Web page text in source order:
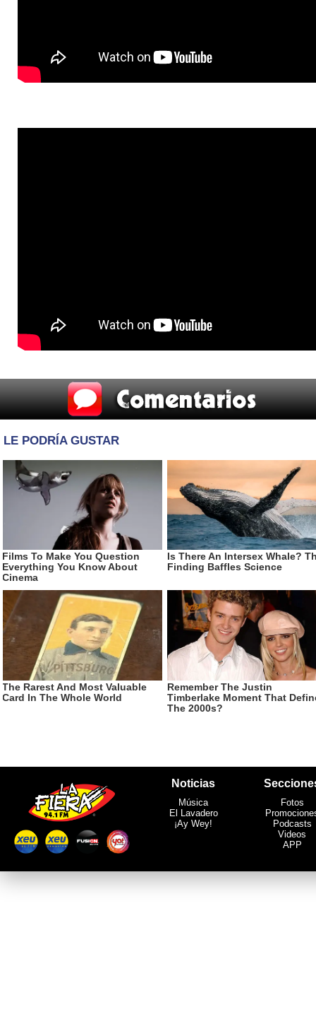
Noticias
Música
El Lavadero
¡Ay Wey!
Fotos
Podcasts
Videos
APP